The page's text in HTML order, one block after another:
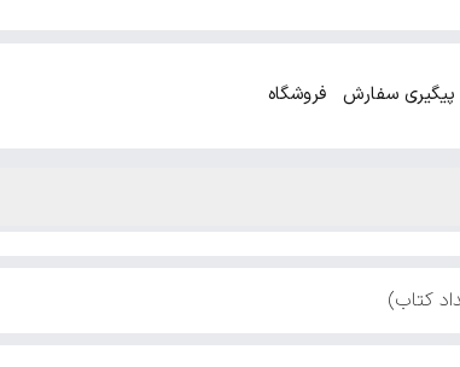
پیگیری سفارش فروشگاه
کتاب)